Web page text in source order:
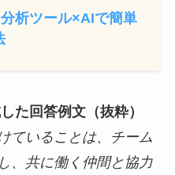
析ツール×AIで簡単
た回答例文（抜粋）
ていることは、チーム
、共に働く仲間と協力